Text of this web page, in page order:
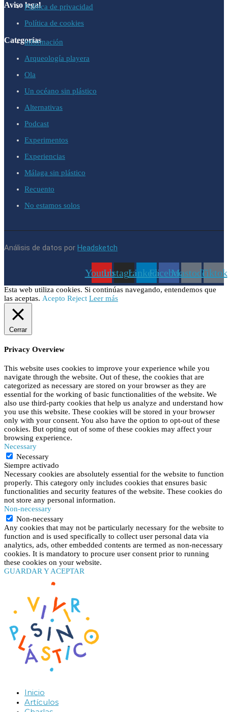
Aviso legalPolítica de privacidad
Política de cookies
Categoríasinformación
Arqueología playera
Ola
Un océano sin plástico
Alternativas
Podcast
Experimentos
Experiencias
Málaga sin plástico
Recuento
No estamos solos
Análisis de datos por Headsketch
YoutubeInstagramLinkedinFacebookMastodonTiktok
Esta web utiliza cookies. Si continúas navegando, entendemos que
las aceptas. Acepto Reject Leer más
Cerrar
Privacy Overview
This website uses cookies to improve your experience while you
navigate through the website. Out of these, the cookies that are
categorized as necessary are stored on your browser as they are
essential for the working of basic functionalities of the website. We
also use third-party cookies that help us analyze and understand how
you use this website. These cookies will be stored in your browser
only with your consent. You also have the option to opt-out of these
cookies. But opting out of some of these cookies may affect your
browsing experience.
Necessary
Necessary
Siempre activado
Necessary cookies are absolutely essential for the website to function
properly. This category only includes cookies that ensures basic
functionalities and security features of the website. These cookies do
not store any personal information.
Non-necessary
Non-necessary
Any cookies that may not be particularly necessary for the website to
function and is used specifically to collect user personal data via
analytics, ads, other embedded contents are termed as non-necessary
cookies. It is mandatory to procure user consent prior to running
these cookies on your website.
GUARDAR Y ACEPTAR
Inicio
Artículos